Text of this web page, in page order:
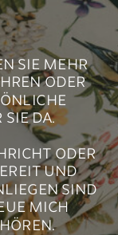
SIE MEHR
ODER
SIE DA.
ODER
UND
SIND
MICH